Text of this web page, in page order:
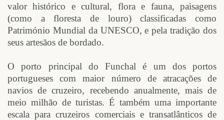
valor histórico e cultural, flora e fauna, paisagens
(como a floresta de louro) classificadas como
Património Mundial da UNESCO, e pela tradição dos
seus artesãos de bordado.
O porto principal do Funchal é um dos portos
portugueses com maior número de atracações de
navios de cruzeiro, recebendo anualmente, mais de
meio milhão de turistas. É também uma importante
escala para cruzeiros comerciais e transatlânticos de